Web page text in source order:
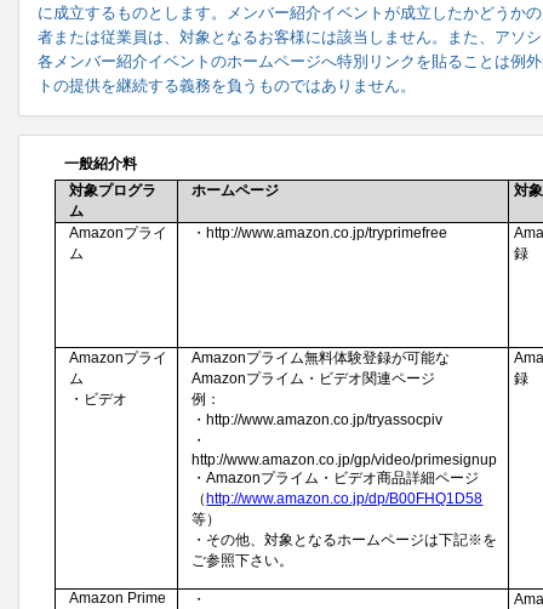
に成立するものとします。メンバー紹介イベントが成立したかどうか
者または従業員は、対象となるお客様には該当しません。また、アソ
各メンバー紹介イベントのホームページへ特別リンクを貼ることは例
トの提供を継続する義務を負うものではありません。